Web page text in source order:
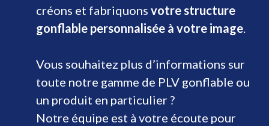
créons et fabriquons votre structure
gonflable personnalisée à votre image.
Vous souhaitez plus d’informations sur
toute notre gamme de PLV gonflable ou
un produit en particulier ?
Notre équipe est à votre écoute pour